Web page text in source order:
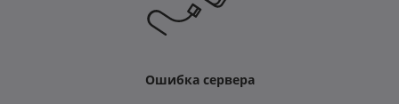
Ошибка сервера